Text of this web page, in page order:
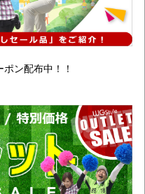
ン配布中！！